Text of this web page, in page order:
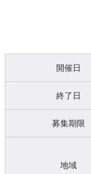
開催日
終了日
募集期限
地域